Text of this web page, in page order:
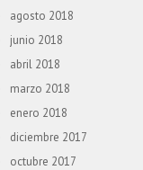
agosto 2018
junio 2018
abril 2018
marzo 2018
enero 2018
diciembre 2017
octubre 2017